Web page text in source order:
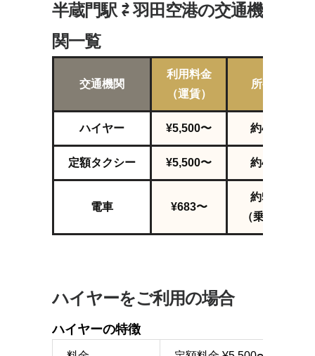
半蔵門駅 ⇄ 羽田空港の交通機
関一覧
交通機関
利用料金
（運賃）
所要時間
ハイヤー ¥5,500〜 約42
定額タクシー ¥5,500〜 約42
電車 ¥683〜
約52分〜
（乗換3回）
ハイヤーをご利用の場合
ハイヤーの特徴